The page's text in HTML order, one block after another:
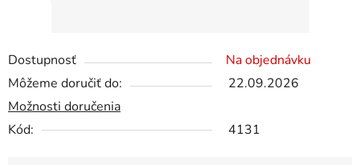
Dostupnosť
Na objednávku
Môžeme doručiť do:
22.09.2026
Možnosti doručenia
Kód:
4131